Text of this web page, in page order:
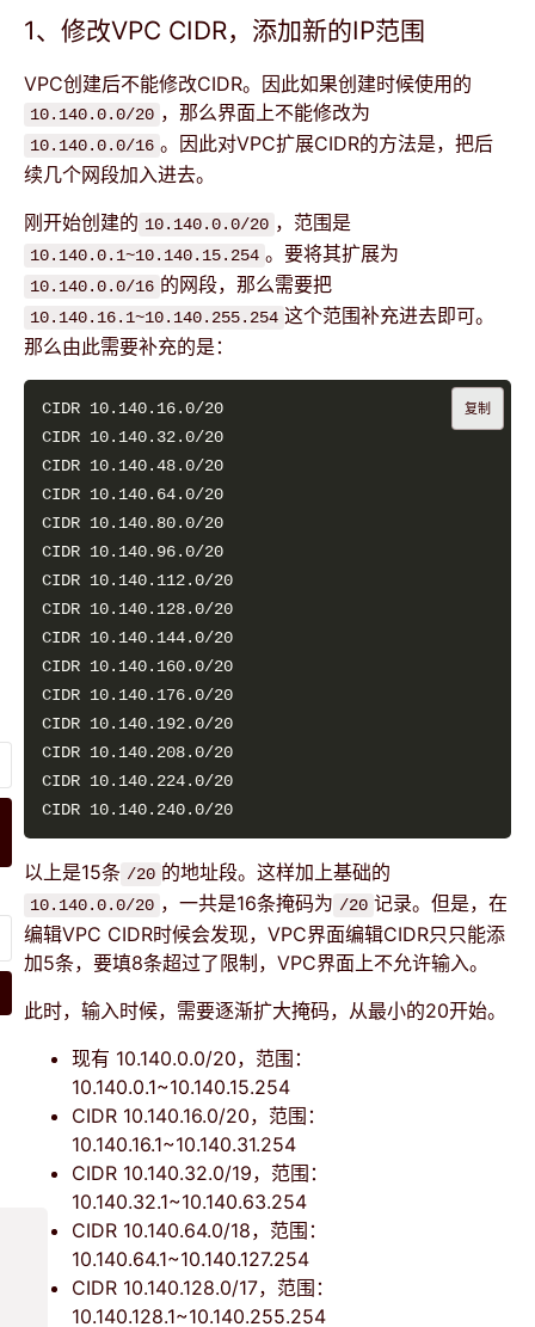
1、修改VPC CIDR，添加新的IP范围
VPC创建后不能修改CIDR。因此如果创建时候使用的
10.140.0.0/20 ，那么界面上不能修改为
10.140.0.0/16 。因此对VPC扩展CIDR的方法是，把后
续几个网段加入进去。
刚开始创建的 10.140.0.0/20 ，范围是
10.140.0.1~10.140.15.254 。要将其扩展为
10.140.0.0/16 的网段，那么需要把
10.140.16.1~10.140.255.254 这个范围补充进去即可。
那么由此需要补充的是：
复制
以上是15条 /20 的地址段。这样加上基础的
10.140.0.0/20 ，一共是16条掩码为 /20 记录。但是，在
编辑VPC CIDR时候会发现，VPC界面编辑CIDR只只能添
加5条，要填8条超过了限制，VPC界面上不允许输入。
此时，输入时候，需要逐渐扩大掩码，从最小的20开始。
现有 10.140.0.0/20，范围：
10.140.0.1~10.140.15.254
CIDR 10.140.16.0/20，范围：
10.140.16.1~10.140.31.254
CIDR 10.140.32.0/19，范围：
10.140.32.1~10.140.63.254
CIDR 10.140.64.0/18，范围：
10.140.64.1~10.140.127.254
CIDR 10.140.128.0/17，范围：
10.140.128.1~10.140.255.254